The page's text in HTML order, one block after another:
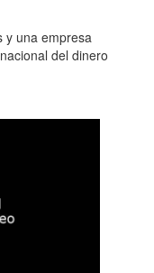
y una empresa
del dinero